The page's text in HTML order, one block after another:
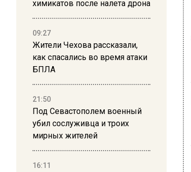
химикатов после налета дрона
09:27
Жители Чехова рассказали,
как спасались во время атаки
БПЛА
21:50
Под Севастополем военный
убил сослуживца и троих
мирных жителей
16:11